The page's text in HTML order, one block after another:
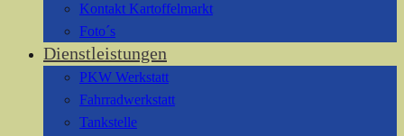
Kontakt Kartoffelmarkt
Foto´s
Dienstleistungen
PKW Werkstatt
Fahrradwerkstatt
Tankstelle